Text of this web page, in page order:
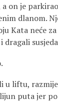
on je
dlanom.
Kata neće
dragali
u liftu,
puta jer